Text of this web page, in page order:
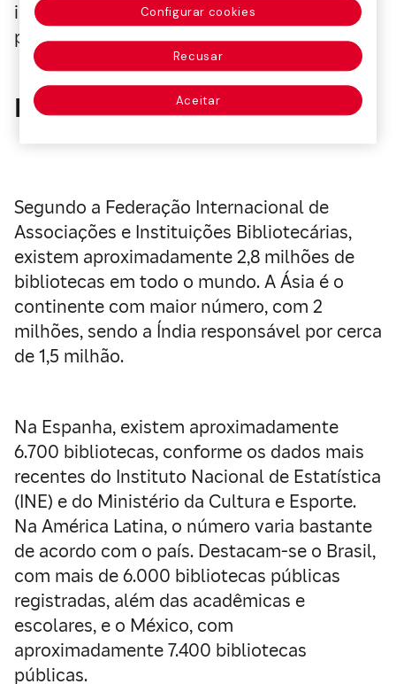
incentivam a leitura e zelam pela
propriedade intelectual.
Bibliotecas no mundo
Segundo a Federação Internacional de
Associações e Instituições Bibliotecárias,
existem aproximadamente 2,8 milhões de
bibliotecas em todo o mundo. A Ásia é o
continente com maior número, com 2
milhões, sendo a Índia responsável por cerca
de 1,5 milhão.
Na Espanha, existem aproximadamente
6.700 bibliotecas, conforme os dados mais
recentes do Instituto Nacional de Estatística
(INE) e do Ministério da Cultura e Esporte.
Na América Latina, o número varia bastante
de acordo com o país. Destacam-se o Brasil,
com mais de 6.000 bibliotecas públicas
registradas, além das acadêmicas e
escolares, e o México, com
aproximadamente 7.400 bibliotecas
públicas.
Configurar cookies
Recusar
Aceitar